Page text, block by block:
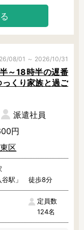
08/01 ～ 2026/10/31
～18時半の遅番
くり家族と過ご
派遣社員
円
区
谷駅」 徒歩8分
定員数
124名